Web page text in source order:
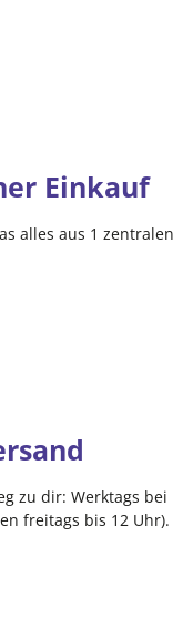
Einkauf
alles aus 1 zentralen
zu dir: Werktags bei
freitags bis 12 Uhr).